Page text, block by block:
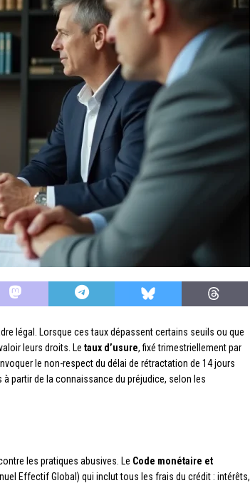
légal. Lorsque ces taux dépassent certains seuils ou que
leurs droits. Le taux d’usure, fixé trimestriellement par
le non-respect du délai de rétractation de 14 jours
partir de la connaissance du préjudice, selon les
les pratiques abusives. Le Code monétaire et
Effectif Global) qui inclut tous les frais du crédit : intérêts,